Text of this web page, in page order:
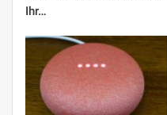
Ihr…